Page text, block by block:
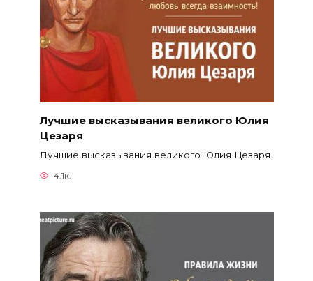
Лучшие высказывания великого Юлия
Цезаря
Лучшие высказывания великого Юлия Цезаря.
4.1к.